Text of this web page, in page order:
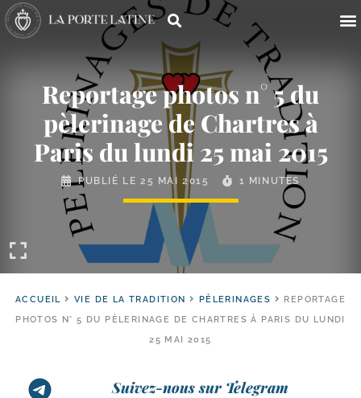
Reportage photos n° 5 du
pèlerinage de Chartres à
Paris du lundi 25 mai 2015
PUBLIÉ LE 25 MAI 2015 1 MINUTES
ACCUEIL VIE DE LA TRADITION PÈLERINAGES
REPORTAGE
PHOTOS N° 5 DU PÈLERINAGE DE CHARTRES À PARIS DU LUNDI
25 MAI 2015
Suivez-nous sur Telegram